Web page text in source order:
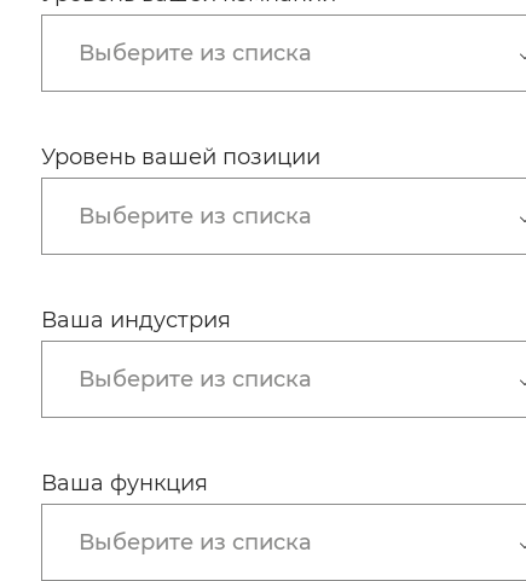
Выберите из списка
Уровень вашей позиции
Выберите из списка
Ваша индустрия
Выберите из списка
Ваша функция
Выберите из списка